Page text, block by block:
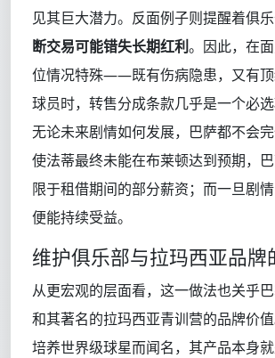
见其巨大潜力。反面例子则提醒着俱乐
断交易可能错失长期红利。因此，在
位情况特殊——既有伤病隐患，又有
球员时，转售分成条款几乎是一个必
无论未来剧情如何发展，巴萨都不会完
使法蒂最终未能在布莱顿达到预期，
限于租借期间的部分薪资；而一旦剧
便能持续受益。
维护俱乐部与拉玛西亚品牌
从更宏观的层面看，这一做法也关乎
和其著名的拉玛西亚青训营的品牌价
培养世界级球星而闻名，其产品本身